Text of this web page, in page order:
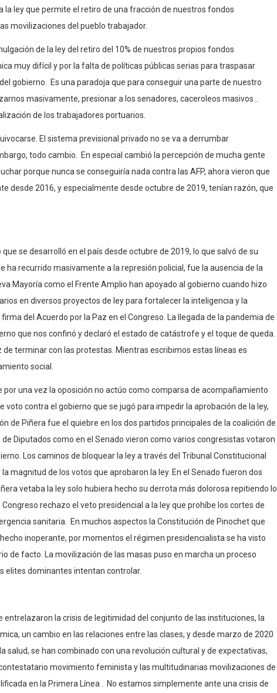
la ley que permite el retiro de una fracción de nuestros fondos
movilizaciones del pueblo trabajador.
de la ley del retiro del 10% de nuestros propios fondos
muy difícil y por la falta de políticas públicas serias para traspasar
gobierno. Es una paradoja que para conseguir una parte de nuestro
masivamente, presionar a los senadores, caceroleos masivos…
de los trabajadores portuarios.
El sistema previsional privado no se va a derrumbar
todo cambio. En especial cambió la percepción de mucha gente
porque nunca se conseguiría nada contra las AFP, ahora vieron que
desde 2016, y especialmente desde octubre de 2019, tenían razón, que
se desarrolló en el país desde octubre de 2019, lo que salvó de su
ha recurrido masivamente a la represión policial, fue la ausencia de la
Mayoría como el Frente Amplio han apoyado al gobierno cuando hizo
en diversos proyectos de ley para fortalecer la inteligencia y la
del Acuerdo por la Paz en el Congreso. La llegada de la pandemia de
que nos confinó y declaró el estado de catástrofe y el toque de queda.
de terminar con las protestas. Mientras escribimos estas líneas es
social.
por una vez la oposición no actúo como comparsa de acompañamiento
voto contra el gobierno que se jugó para impedir la aprobación de la ley,
de Piñera fue el quiebre en los dos partidos principales de la coalición de
de Diputados como en el Senado vieron como varios congresistas votaron
Los caminos de bloquear la ley a través del Tribunal Constitucional
magnitud de los votos que aprobaron la ley. En el Senado fueron dos
vetaba la ley solo hubiera hecho su derrota más dolorosa repitiendo lo
rechazo el veto presidencial a la ley que prohíbe los cortes de
sanitaria. En muchos aspectos la Constitución de Pinochet que
inoperante, por momentos el régimen presidencialista se ha visto
de facto. La movilización de las masas puso en marcha un proceso
elites dominantes intentan controlar.
entrelazaron la crisis de legitimidad del conjunto de las instituciones, la
un cambio en las relaciones entre las clases, y desde marzo de 2020
salud, se han combinado con una revolución cultural y de expectativas,
movimiento feminista y las multitudinarias movilizaciones de
en la Primera Línea . No estamos simplemente ante una crisis de